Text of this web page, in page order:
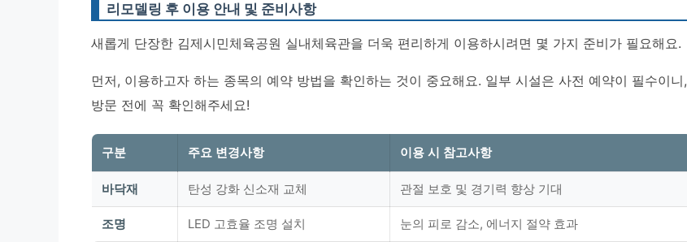
리모델링 후 이용 안내 및 준비사항
새롭게 단장한 김제시민체육공원 실내체육관을 더욱 편리하게 이용하시려면 몇 가지 준비가 필요해요.
먼저, 이용하고자 하는 종목의 예약 방법을 확인하는 것이 중요해요. 일부 시설은 사전 예약이 필수이니,
방문 전에 꼭 확인해주세요!
구분 주요 변경사항 이용 시 참고사항
바닥재 탄성 강화 신소재 교체 관절 보호 및 경기력 향상 기대
조명 LED 고효율 조명 설치 눈의 피로 감소, 에너지 절약 효과